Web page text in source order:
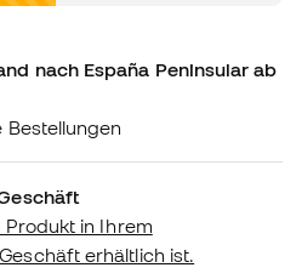
nach España Peninsular ab
Bestellungen
in Ihrem
erhältlich ist.